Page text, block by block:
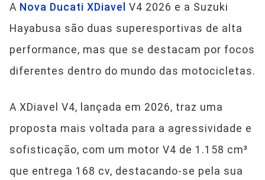
A Nova Ducati XDiavel V4 2026 e a Suzuki
Hayabusa são duas superesportivas de alta
performance, mas que se destacam por focos
diferentes dentro do mundo das motocicletas.
A XDiavel V4, lançada em 2026, traz uma
proposta mais voltada para a agressividade e
sofisticação, com um motor V4 de 1.158 cm³
que entrega 168 cv, destacando-se pela sua